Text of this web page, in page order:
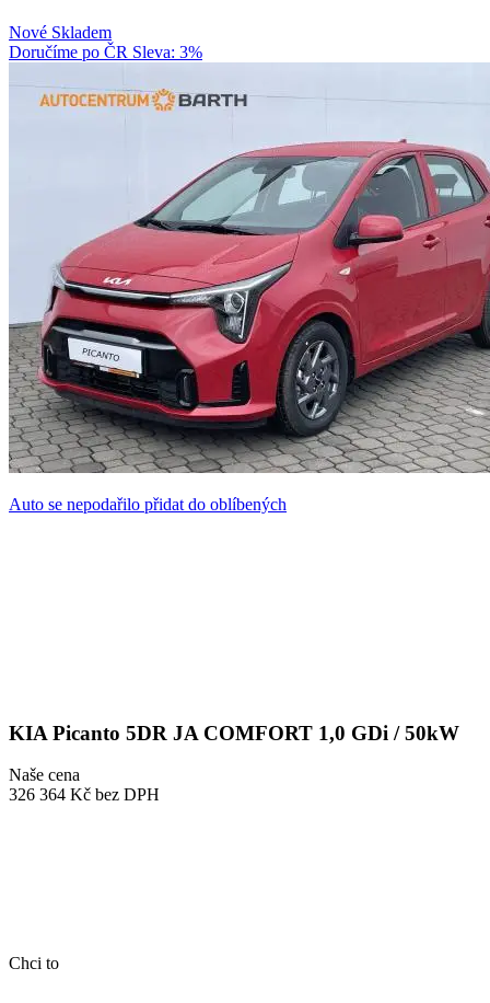
Nové Skladem
Doručíme po ČR Sleva: 3%
Auto se nepodařilo přidat do oblíbených
KIA Picanto 5DR JA COMFORT 1,0 GDi / 50kW
Naše cena
326 364 Kč bez DPH
Chci to